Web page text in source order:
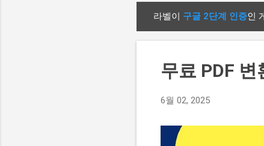
라벨이 구글 2단계 인증인
무료 PDF 변
6월 02, 2025